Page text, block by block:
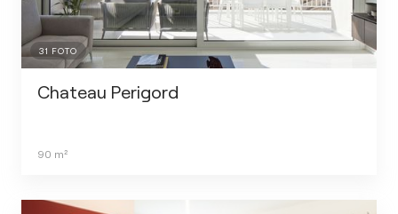
31 FOTO
Chateau Perigord
90 m²